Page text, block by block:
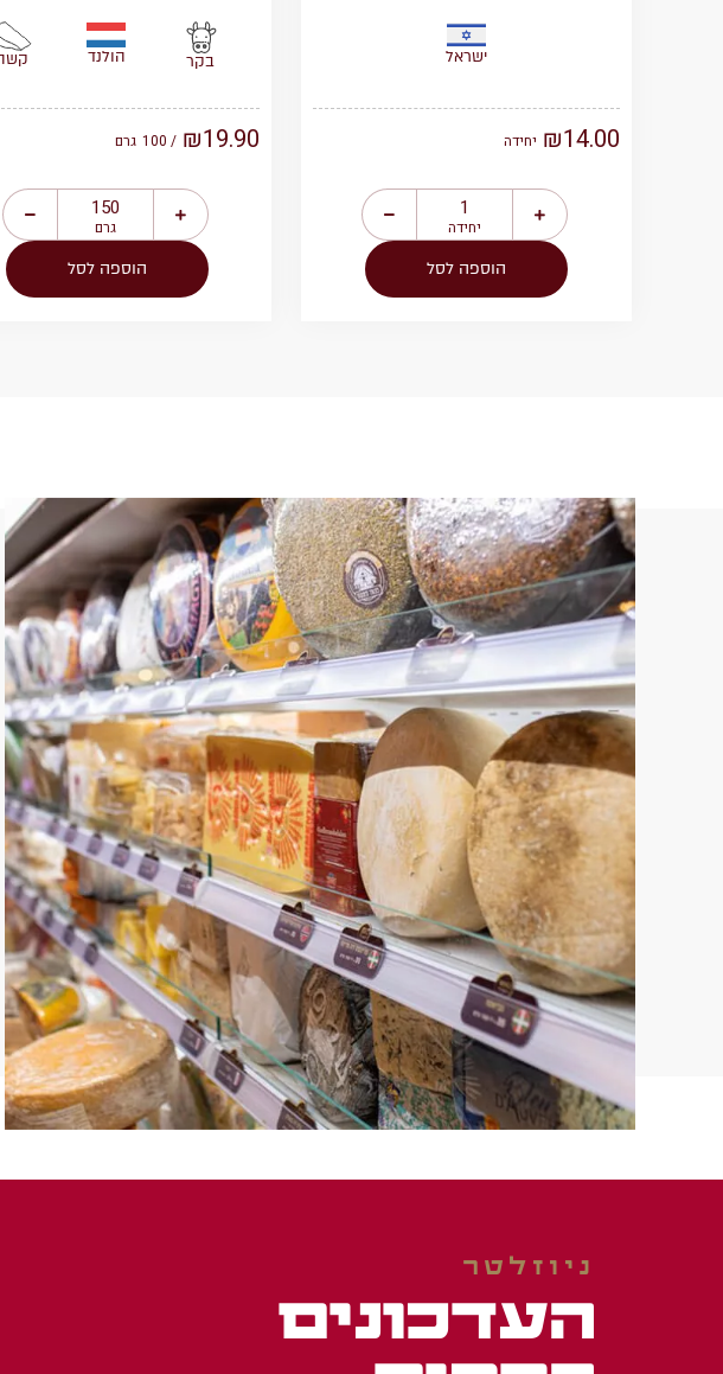
ישראל
₪14.00 יחידה
יחידה
הוספה לסל
בקר הולנד
₪19.90
/ 100 גרם
גרם
הוספה לסל
ניוזלטר
העדכונים